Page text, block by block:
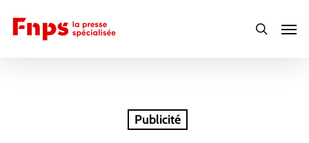
main
search
Publicité